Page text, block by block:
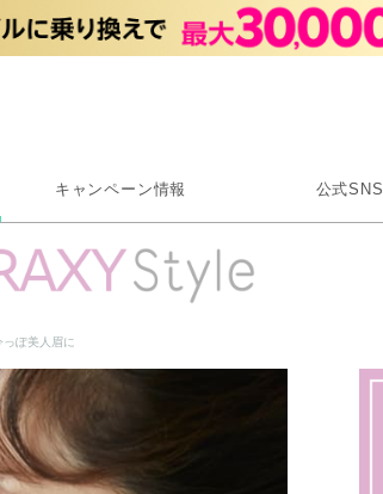
キャンペーン情報 公式SNS
Rakuten Link
ぽ美人眉に